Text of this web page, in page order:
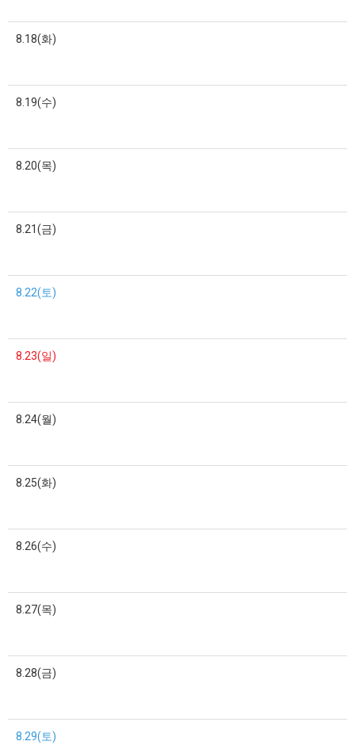
8.18(화)
8.19(수)
8.20(목)
8.21(금)
8.22(토)
8.23(일)
8.24(월)
8.25(화)
8.26(수)
8.27(목)
8.28(금)
8.29(토)